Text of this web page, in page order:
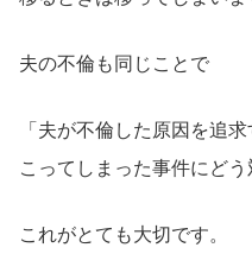
夫の不倫も同じことで
「夫が不倫した原因を追
こってしまった事件にどう
これがとても大切です。